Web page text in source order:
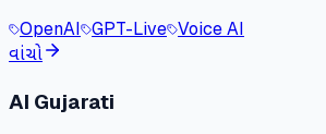
OpenAI GPT-Live Voice AI
વાંચો
AI Gujarati